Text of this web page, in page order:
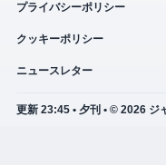
プライバシーポリシー
クッキーポリシー
ニュースレター
更新 23:45 • 夕刊 • © 2026 ジ